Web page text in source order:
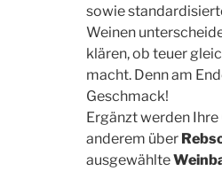
sowie
Weinen
klären, ob teuer
macht. Denn am
Geschmack!
Ergänzt werden
anderem über
ausgewählte